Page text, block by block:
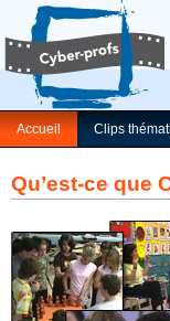
Accueil Clips
Qu’est-ce que